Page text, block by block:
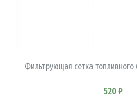
Фильтрующая сетка
520 ₽